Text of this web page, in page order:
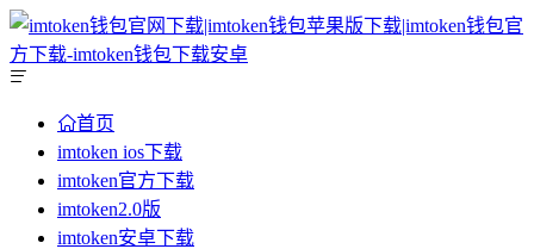
首页
imtoken ios下载
imtoken官方下载
imtoken2.0版
imtoken安卓下载